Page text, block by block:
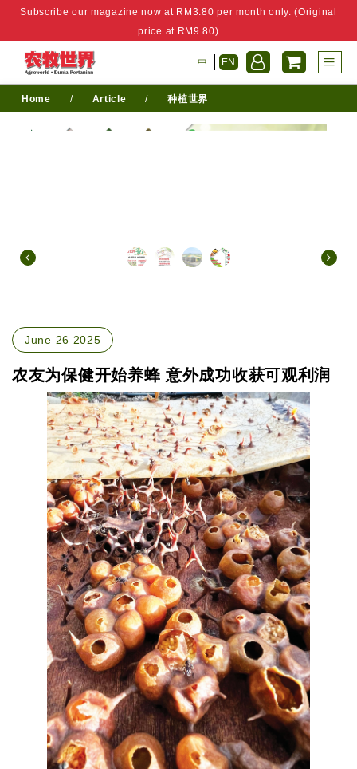
Subscribe our magazine now at RM3.80 per month only. (Original
price at RM9.80)
中 EN
Home / Article / 种植世界
June 26 2025
农友为保健开始养蜂 意外成功收获可观利润